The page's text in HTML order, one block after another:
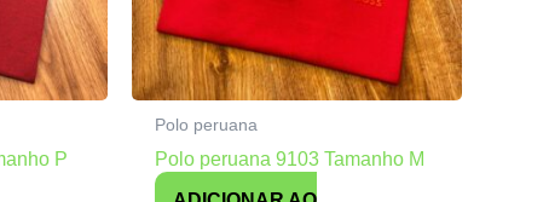
P
Polo peruana
Polo peruana 9103 Tamanho M